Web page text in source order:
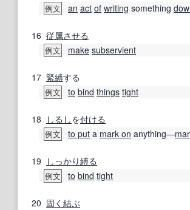
例文 an act of writing something
16 従属させる
例文 make subservient
17 緊縛する
例文 to bind things tight
18 しるしを付ける
例文 to put a mark on anything―
19 しっかり縛る
例文 to bind tight
20 固く 結ぶ